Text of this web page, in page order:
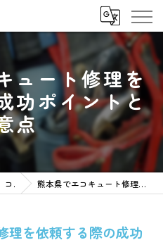
ュート修理を
功ポイントと
点
コラム 熊本県でエコキュート修理を依頼する際の成功ポイントと注意点
理を依頼する際の成功